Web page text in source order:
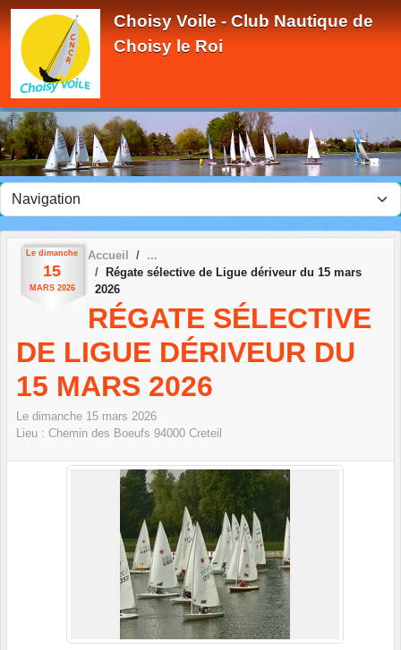
Choisy Voile - Club Nautique de
Choisy le Roi
Le dimanche
15
MARS 2026
Accueil
Régate sélective de Ligue dériveur du 15 mars
2026
RÉGATE SÉLECTIVE
DE LIGUE DÉRIVEUR DU
15 MARS 2026
Le dimanche 15 mars 2026
Lieu : Chemin des Boeufs 94000 Creteil
Panneau de gestion des cookies